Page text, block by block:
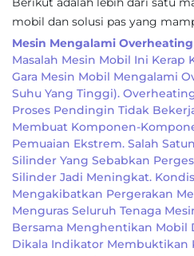
mobil dan solusi pas yang
Mesin Mengalami Overheating
Masalah Mesin Mobil Ini Kerap
Gara Mesin Mobil Mengalami
Suhu Yang Tinggi).
Proses Pendingin Tidak
Membuat Komponen-
Pemuaian Ekstrem. Salah
Silinder Yang Sebabkan
Silinder Jadi Meningkat.
Mengakibatkan Pergerakan
Menguras Seluruh Tenaga
Bersama Menghentikan Mobil
Dikala Indikator Membuktikan